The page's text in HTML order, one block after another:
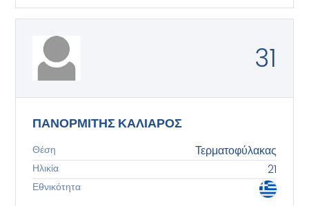
31
ΠΑΝΟΡΜΙΤΗΣ ΚΑΛΙΑΡΟΣ
Θέση Τερματοφύλακας
Ηλικία 21
Εθνικότητα